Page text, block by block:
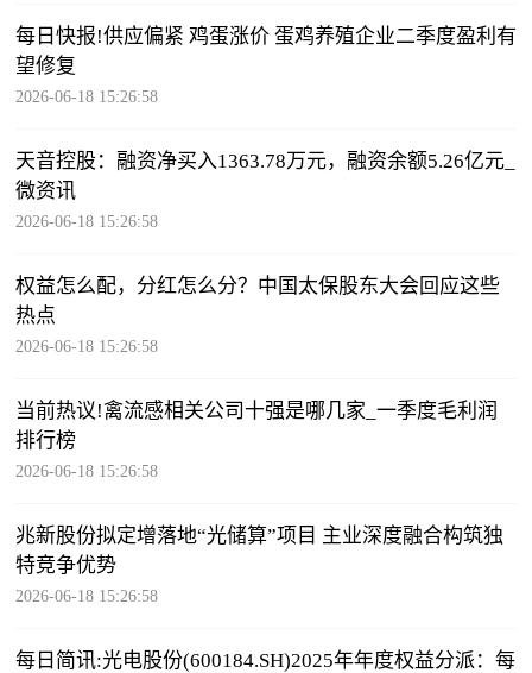
每日快报!供应偏紧 鸡蛋涨价 蛋鸡养殖企业二季度盈利有
望修复
2026-06-18 15:26:58
天音控股：融资净买入1363.78万元，融资余额5.26亿元_
微资讯
2026-06-18 15:26:58
权益怎么配，分红怎么分？中国太保股东大会回应这些
热点
2026-06-18 15:26:58
当前热议!禽流感相关公司十强是哪几家_一季度毛利润
排行榜
2026-06-18 15:26:58
兆新股份拟定增落地“光储算”项目 主业深度融合构筑独
特竞争优势
2026-06-18 15:26:58
每日简讯:光电股份(600184.SH)2025年年度权益分派：每